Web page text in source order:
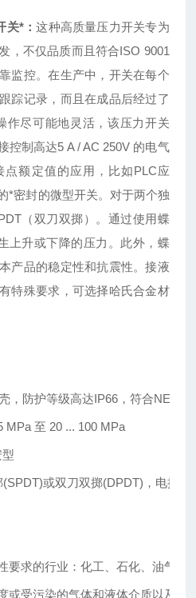
关*：这种高质量压力开关专为
，不仅品质而且符合ISO 9001
监控。在生产中，开关在每个
踪记录，而且在成品后经过了
作尽可能地灵活，该压力开关
控制高达5 A / AC 250V 的电气
额定值的应用，比如PLC应
*密封的微型开关。对于两个独
（双刀双掷）。通过使用蝶
上升或下降的压力。此外，蝶
产品的稳定性和抗震性。接液
特殊要求，可选择哈氏合金材
，防护等级高达IP66，符合NEMA
MPa 至 20 ... 100 MPa
或双刀双掷(DPDT)，电接点
要求的行业：化工、石化、油气、
或受污染的气体和液体介质以及侵